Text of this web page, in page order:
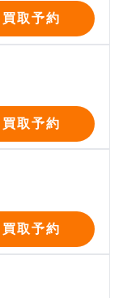
買取予約
買取予約
買取予約